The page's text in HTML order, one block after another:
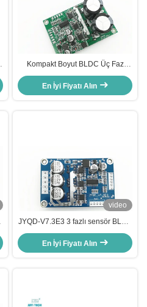
Kompakt Boyut BLDC Üç Faz
PWM Motor Sürücüsü, Hız
Kontrolü 3 Faz Mosfet Sürücüsü
En İyi Fiyatı Alın
video
JYQD-V7.3E3 3 fazlı sensör BLDC
Motor Sürücü Motor Denetleyicisi
15A Akım PWM düzenleyicisi ile
36V
En İyi Fiyatı Alın